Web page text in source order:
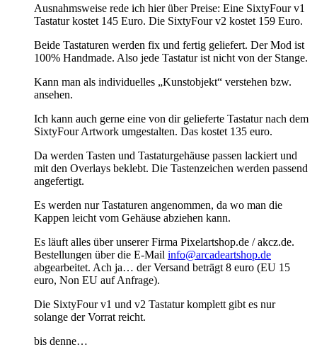
Ausnahmsweise rede ich hier über Preise: Eine SixtyFour v1
Tastatur kostet 145 Euro. Die SixtyFour v2 kostet 159 Euro.
Beide Tastaturen werden fix und fertig geliefert. Der Mod ist
100% Handmade. Also jede Tastatur ist nicht von der Stange.
Kann man als individuelles „Kunstobjekt“ verstehen bzw.
ansehen.
Ich kann auch gerne eine von dir gelieferte Tastatur nach dem
SixtyFour Artwork umgestalten. Das kostet 135 euro.
Da werden Tasten und Tastaturgehäuse passen lackiert und
mit den Overlays beklebt. Die Tastenzeichen werden passend
angefertigt.
Es werden nur Tastaturen angenommen, da wo man die
Kappen leicht vom Gehäuse abziehen kann.
Es läuft alles über unserer Firma Pixelartshop.de / akcz.de.
Bestellungen über die E-Mail info@arcadeartshop.de
abgearbeitet. Ach ja… der Versand beträgt 8 euro (EU 15
euro, Non EU auf Anfrage).
Die SixtyFour v1 und v2 Tastatur komplett gibt es nur
solange der Vorrat reicht.
bis denne…